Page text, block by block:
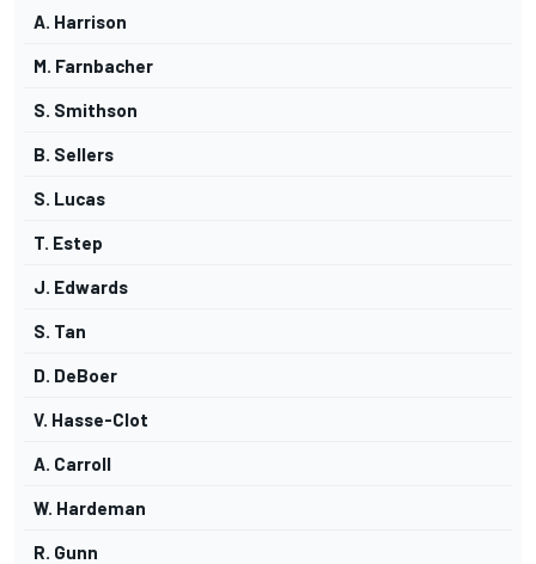
A. Harrison
M. Farnbacher
S. Smithson
B. Sellers
S. Lucas
T. Estep
J. Edwards
S. Tan
D. DeBoer
V. Hasse-Clot
A. Carroll
W. Hardeman
R. Gunn